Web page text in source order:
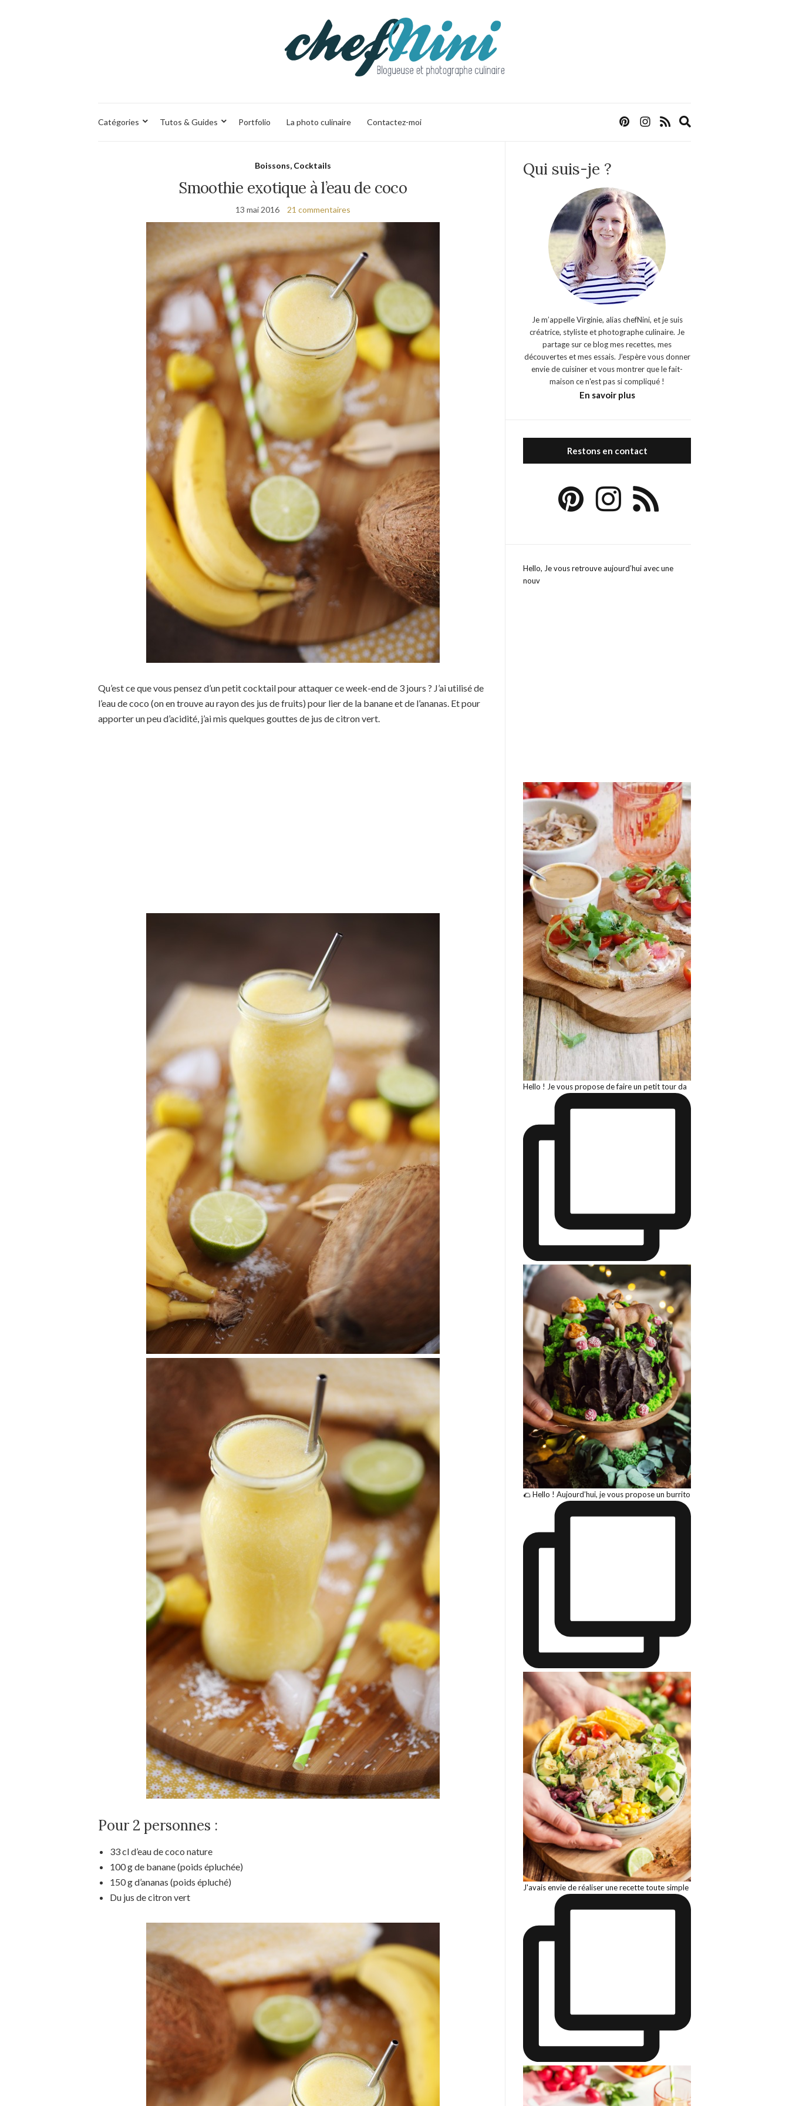
Catégories Tutos & Guides Portfolio La photo culinaire Contactez-moi
Boissons, Cocktails
Smoothie exotique à l’eau de coco
13 mai 2016 21 commentaires
Qu’est ce que vous pensez d’un petit cocktail pour attaquer ce week-end de 3 jours ? J’ai utilisé de
l’eau de coco (on en trouve au rayon des jus de fruits) pour lier de la banane et de l’ananas. Et pour
apporter un peu d’acidité, j’ai mis quelques gouttes de jus de citron vert.
Pour 2 personnes :
33 cl d’eau de coco nature
100 g de banane (poids épluchée)
150 g d’ananas (poids épluché)
Du jus de citron vert
Qui suis-je ?
Je m’appelle Virginie, alias chefNini, et je suis
créatrice, styliste et photographe culinaire. Je
partage sur ce blog mes recettes, mes
découvertes et mes essais. J'espère vous donner
envie de cuisiner et vous montrer que le fait-
maison ce n'est pas si compliqué !
En savoir plus
Restons en contact
Hello, Je vous retrouve aujourd’hui avec une
nouv
Hello ! Je vous propose de faire un petit tour da
🌮 Hello ! Aujourd’hui, je vous propose un burrito
J'avais envie de réaliser une recette toute simple